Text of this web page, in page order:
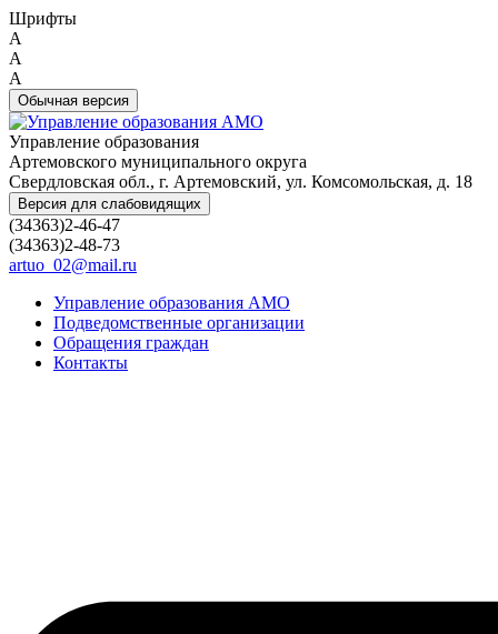
Шрифты
A
A
A
Обычная версия
Управление образования
Артемовского муниципального округа
Свердловская обл., г. Артемовский, ул. Комсомольская, д. 18
Версия для слабовидящих
(34363)2-46-47
(34363)2-48-73
artuo_02@mail.ru
Управление образования АМО
Подведомственные организации
Обращения граждан
Контакты